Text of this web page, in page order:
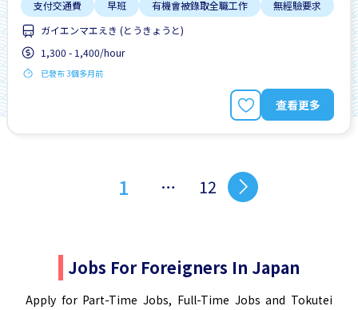
支付交通費 早班 有機會被錄取全職工作
無經驗要求
ガイエンマエえき (とうきょうと)
1,300 - 1,400/hour
已發布 3個多月前
查看更多
1 … 12
Jobs For Foreigners In Japan
Apply for Part-Time Jobs, Full-Time Jobs and Tokutei